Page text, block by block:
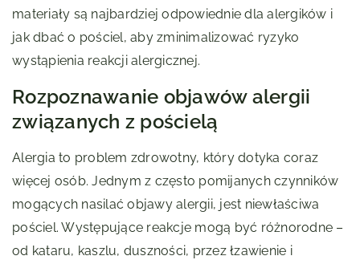
materiały są najbardziej odpowiednie dla alergików i
jak dbać o pościel, aby zminimalizować ryzyko
wystąpienia reakcji alergicznej.
Rozpoznawanie objawów alergii
związanych z pościelą
Alergia to problem zdrowotny, który dotyka coraz
więcej osób. Jednym z często pomijanych czynników
mogących nasilać objawy alergii, jest niewłaściwa
pościel. Występujące reakcje mogą być różnorodne –
od kataru, kaszlu, duszności, przez łzawienie i